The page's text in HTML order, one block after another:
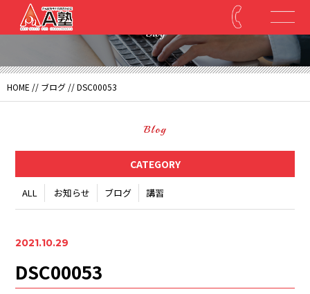
Blog
HOME // ブログ // DSC00053
Blog
CATEGORY
ALL お知らせ ブログ 講習
2021.10.29
DSC00053